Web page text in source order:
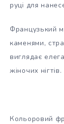
руці для
Французький
каменями,
виглядає
жіночих нігтів.
Кольоровий